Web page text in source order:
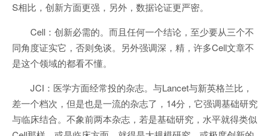
S相比，创新方面更强，另外，数据论证更严密。
Cell：创新必需的。而且任何一个结论，至少要从三个不
同角度证实它，否则免谈。另外强调深，精，许多Cell文章不
是这个领域的都看不懂。
JCI：医学方面经常投的杂志。与Lancet与新英格兰比，
差一个档次，但是也是一流的杂志了，14分，它强调基础研究
与临床结合。不象前两本杂志，若是基础研究，水平就得类似